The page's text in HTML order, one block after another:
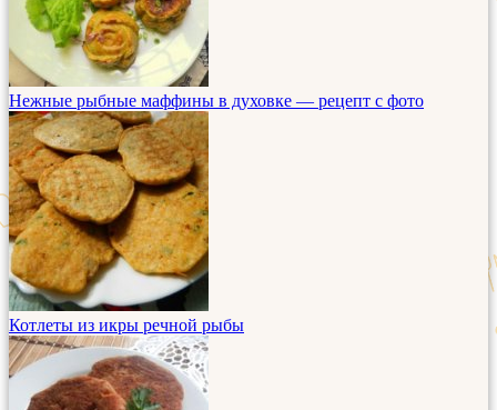
Нежные рыбные маффины в духовке — рецепт с фото
Котлеты из икры речной рыбы